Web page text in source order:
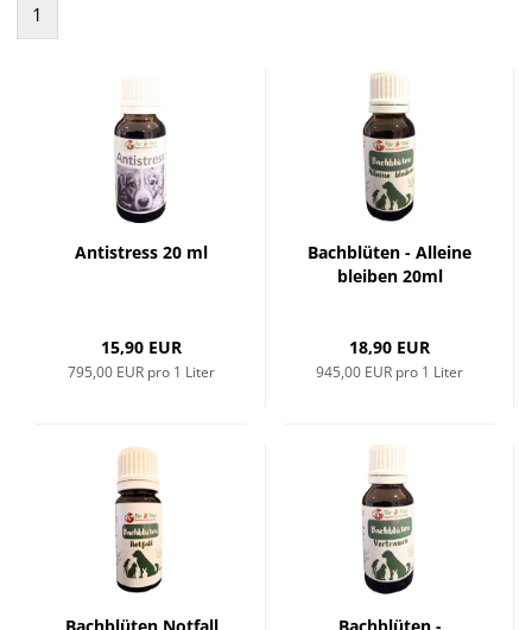
1
Antistress 20 ml
15,90 EUR
795,00 EUR pro 1 Liter
Bachblüten - Alleine
bleiben 20ml
18,90 EUR
945,00 EUR pro 1 Liter
Bachblüten Notfall
Bachblüten -